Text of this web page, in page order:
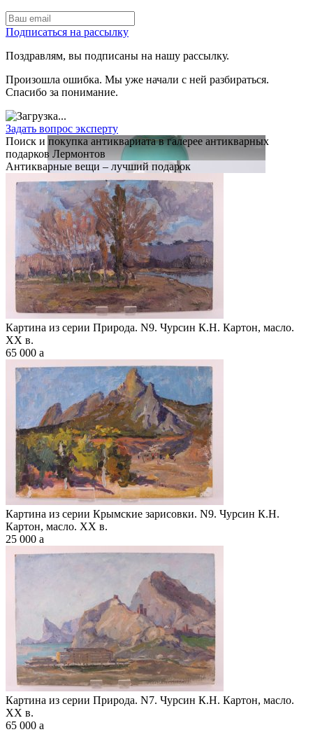
Подписаться на рассылку
Поздравлям, вы подписаны на нашу рассылку.
Произошла ошибка. Мы уже начали с ней разбираться.
Спасибо за понимание.
Задать вопрос эксперту
Поиск и покупка антиквариата в галерее антикварных
подарков Лермонтов
Антикварные вещи – лучший подарок
Картина из серии Природа. N9. Чурсин К.Н. Картон, масло.
XX в.
65 000 a
Картина из серии Крымские зарисовки. N9. Чурсин К.Н.
Картон, масло. XX в.
25 000 a
Картина из серии Природа. N7. Чурсин К.Н. Картон, масло.
XX в.
65 000 a